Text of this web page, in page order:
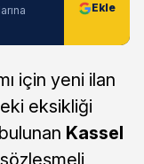
için yeni ilan
eksikliği
Kassel